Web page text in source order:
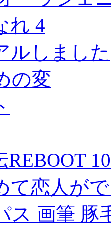
れ 4
ルしました
の変
10
て恋人が
ス 画筆 豚